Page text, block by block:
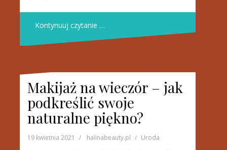
Kontynuuj czytanie …
Makijaż na wieczór – jak
podkreślić swoje
naturalne piękno?
19 kwietnia 2021 halinabeauty.pl Uroda